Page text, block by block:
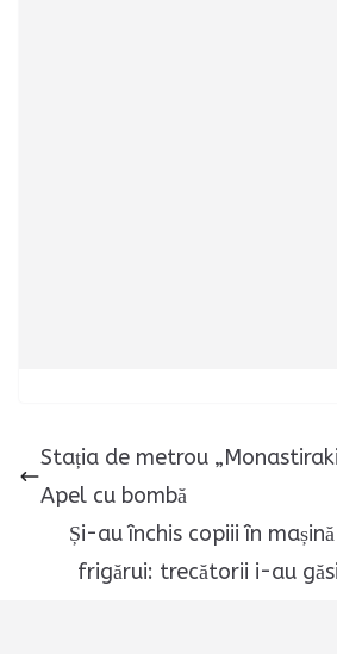
Stația de metrou
Apel cu bombă
Și-au închis copiii în
frigărui: trecătorii i-au